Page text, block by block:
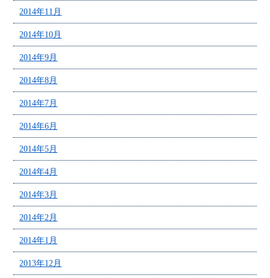
2014年11月
2014年10月
2014年9月
2014年8月
2014年7月
2014年6月
2014年5月
2014年4月
2014年3月
2014年2月
2014年1月
2013年12月